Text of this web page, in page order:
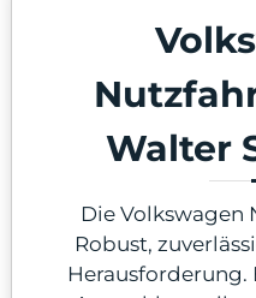
Walter
Die Volkswagen
Robust,
Herausforderung.